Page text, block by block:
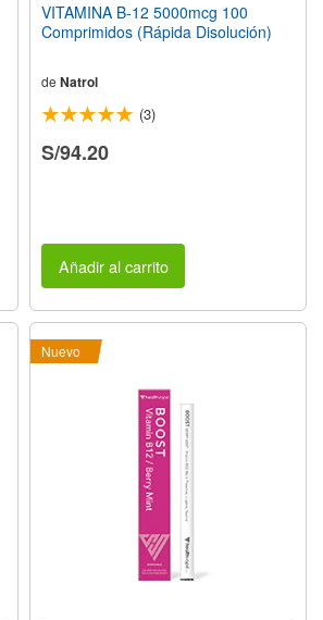
VITAMINA B-12 5000mcg 100
Comprimidos (Rápida Disolución)
de Natrol
(3)
S/94.20
Añadir al carrito
Nuevo